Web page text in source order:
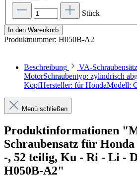
Stück
In den Warenkorb
Produktnummer: H050B-A2
Beschreibung
VA-
MotorSchraubentyp: zylindrisch
KopfHersteller: für HondaModell:
Menü schließen
Produktinformationen
Schraubensatz für
-, 52 teilig, Ku - Ri - Li -
H050B-A2"